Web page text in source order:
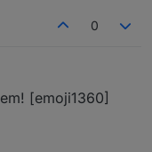
0
[emoji1360]